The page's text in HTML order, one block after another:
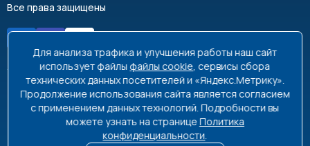
Все права защищены
8 495 663-99-48
8 800 350-99-08
info@poolplanet.ru
Для анализа трафика и улучшения работы наш сайт
использует файлы файлы cookie, сервисы сбора
технических данных посетителей и «Яндекс.Метрику».
Продолжение использования сайта является согласием
с применением данных технологий. Подробности вы
можете узнать на страницеПолитика
конфиденциальности.